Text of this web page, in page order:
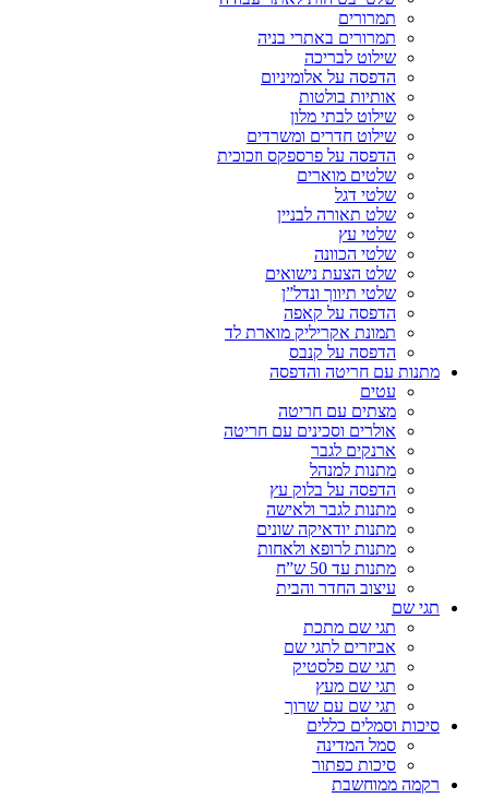
תמרורים
תמרורים באתרי בניה
שילוט לבריכה
הדפסה על אלומיניום
אותיות בולטות
שילוט לבתי מלון
שילוט חדרים ומשרדים
הדפסה על פרספקס וזכוכית
שלטים מוארים
שלטי דגל
שלט תאורה לבניין
שלטי עץ
שלטי הכוונה
שלט הצעת נישואים
שלטי תיווך ונדל”ן
הדפסה על קאפה
תמונת אקריליק מוארת לד
הדפסה על קנבס
מתנות עם חריטה והדפסה
עטים
מצתים עם חריטה
אולרים וסכינים עם חריטה
ארנקים לגבר
מתנות למנהל
הדפסה על בלוק עץ
מתנות לגבר ולאישה
מתנות יודאיקה שונים
מתנות לרופא ולאחות
מתנות עד 50 ש”ח
עיצוב החדר והבית
תגי שם
תגי שם מתכת
אביזרים לתגי שם
תגי שם פלסטיק
תגי שם מעץ
תגי שם עם שרוך
סיכות וסמלים כללים
סמל המדינה
סיכות כפתור
רקמה ממוחשבת